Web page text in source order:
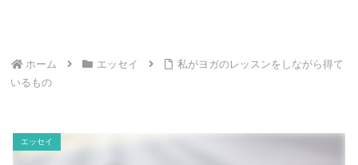
ホーム エッセイ
私がヨガのレッスンをしながら得て
いるもの
エッセイ